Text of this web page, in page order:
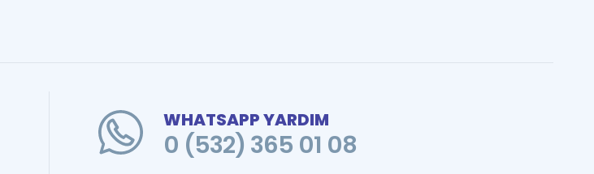
WHATSAPP YARDIM
0 (532) 365 01 08